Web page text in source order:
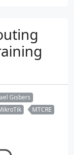
Gisbers
MTCRE